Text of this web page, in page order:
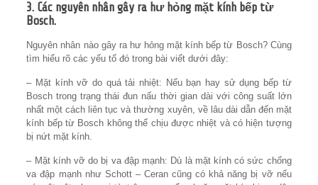
3. Các nguyên nhân gây ra hư hỏng mặt kính bếp từ
Bosch.
Nguyên nhân nào gây ra hư hỏng mặt kính bếp từ Bosch? Cùng
tìm hiểu rõ các yếu tố đó trong bài viết dưới đây:
– Mặt kính vỡ do quá tải nhiệt: Nếu bạn hay sử dụng bếp từ
Bosch trong trạng thái đun nấu thời gian dài với công suất lớn
nhất một cách liên tục và thường xuyên, về lâu dài dẫn đến mặt
kính bếp từ Bosch không thể chịu được nhiệt và có hiện tượng
bị nứt mặt kính.
– Mặt kính vỡ do bị va đập mạnh: Dù là mặt kính có sức chống
va đập mạnh như Schott – Ceran cũng có khả năng bị vỡ nếu